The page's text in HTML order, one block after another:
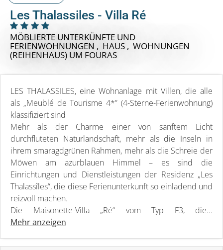
Les Thalassiles - Villa Ré
MÖBLIERTE UNTERKÜNFTE UND
FERIENWOHNUNGEN , HAUS , WOHNUNGEN
(REIHENHAUS) UM FOURAS
LES THALASSILES, eine Wohnanlage mit Villen, die alle
als „Meublé de Tourisme 4*” (4-Sterne-Ferienwohnung)
klassifiziert sind
Mehr als der Charme einer von sanftem Licht
durchfluteten Naturlandschaft, mehr als die Inseln in
ihrem smaragdgrünen Rahmen, mehr als die Schreie der
Möwen am azurblauen Himmel – es sind die
Einrichtungen und Dienstleistungen der Residenz „Les
Thalassîles“, die diese Ferienunterkunft so einladend und
reizvoll machen.
Die Maisonette-Villa „Ré“ vom Typ F3, die...
Mehr anzeigen